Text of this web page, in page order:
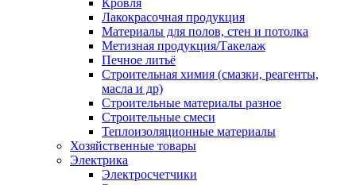
Кровля
Лакокрасочная продукция
Материалы для полов, стен и потолка
Метизная продукция/Такелаж
Печное литьё
Строительная химия (смазки, реагенты,
масла и др)
Строительные материалы разное
Строительные смеси
Теплоизоляционные материалы
Хозяйственные товары
Электрика
Электросчетчики